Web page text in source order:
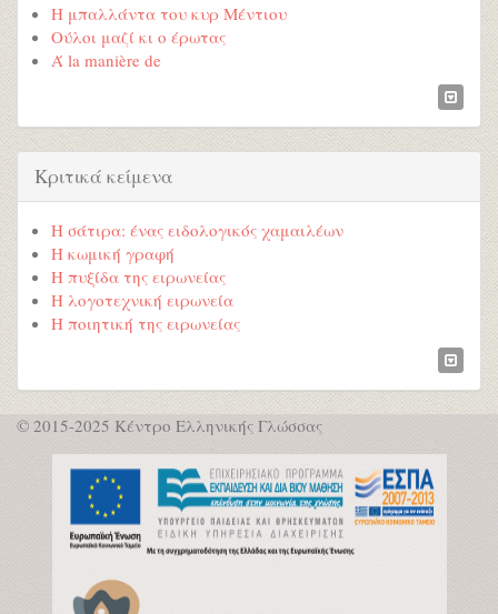
Η μπαλλάντα του κυρ Μέντιου
Ούλοι μαζί κι ο έρωτας
Ά la manière de
Κριτικά κείμενα
Η σάτιρα: ένας ειδολογικός χαμαιλέων
Η κωμική γραφή
Η πυξίδα της ειρωνείας
Η λογοτεχνική ειρωνεία
Η ποιητική της ειρωνείας
© 2015-2025 Κέντρο Ελληνικής Γλώσσας